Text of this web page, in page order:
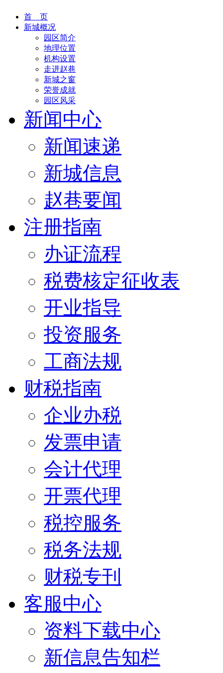
首 页
新城概况
园区简介
地理位置
机构设置
走进赵巷
新城之窗
荣誉成就
园区风采
新闻中心
新闻速递
新城信息
赵巷要闻
注册指南
办证流程
税费核定征收表
开业指导
投资服务
工商法规
财税指南
企业办税
发票申请
会计代理
开票代理
税控服务
税务法规
财税专刊
客服中心
资料下载中心
新信息告知栏